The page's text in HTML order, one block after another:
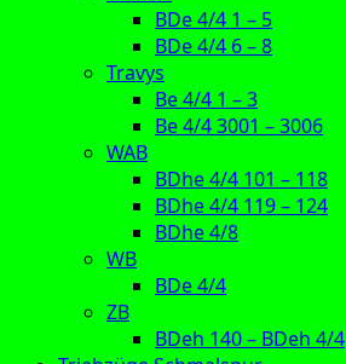
BDe 4/4 1 – 5
BDe 4/4 6 – 8
Travys
Be 4/4 1 – 3
Be 4/4 3001 – 3006
WAB
BDhe 4/4 101 – 118
BDhe 4/4 119 – 124
BDhe 4/8
WB
BDe 4/4
ZB
BDeh 140 – BDeh 4/4